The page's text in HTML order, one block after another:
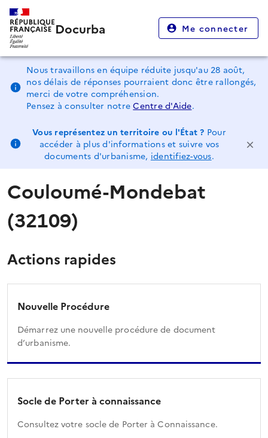
Docurba Me connecter
Nous travaillons en équipe réduite jusqu'au 28 août,
nos délais de réponses pourraient donc être rallongés,
merci de votre compréhension.
Pensez à consulter notreCentre d'Aide.
Vous représentez un territoire ou l'État ? Pour
accéder à plus d'informations et suivre vos
documents d'urbanisme, identifiez-vous.
Couloumé-Mondebat
(32109)
Actions rapides
Nouvelle Procédure
Démarrez une nouvelle procédure de document
d’urbanisme.
Socle de Porter à connaissance
Consultez votre socle de Porter à Connaissance.